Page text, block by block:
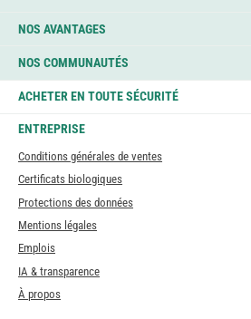
NOS AVANTAGES
NOS COMMUNAUTÉS
ACHETER EN TOUTE SÉCURITÉ
ENTREPRISE
Conditions générales de ventes
Certificats biologiques
Protections des données
Mentions légales
Emplois
IA & transparence
À propos